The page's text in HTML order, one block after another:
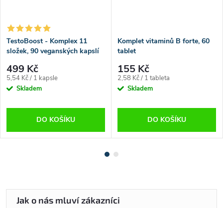
TestoBoost - Komplex 11
složek, 90 veganských kapslí
499 Kč
Měrná
cena:
5,54 Kč / 1 kapsle
Skladem
DO KOŠÍKU
Komplet vitaminů B forte, 60
tablet
155 Kč
Měrná
cena:
2,58 Kč / 1 tableta
Skladem
DO KOŠÍKU